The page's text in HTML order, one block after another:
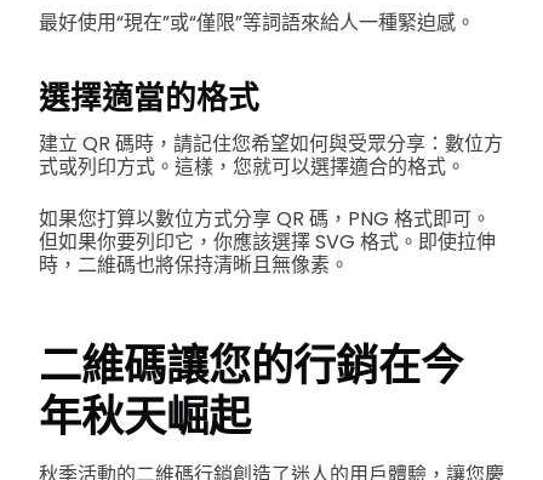
最好使用“現在”或“僅限”等詞語來給人一種緊迫感。
選擇適當的格式
建立 QR 碼時，請記住您希望如何與受眾分享：數位方
式或列印方式。這樣，您就可以選擇適合的格式。
如果您打算以數位方式分享 QR 碼，PNG 格式即可。
但如果你要列印它，你應該選擇 SVG 格式。即使拉伸
時，二維碼也將保持清晰且無像素。
二維碼讓您的行銷在今
年秋天崛起